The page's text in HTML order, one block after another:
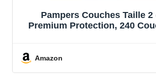
Pampers Couches Taille 2
Premium Protection, 240
Amazon